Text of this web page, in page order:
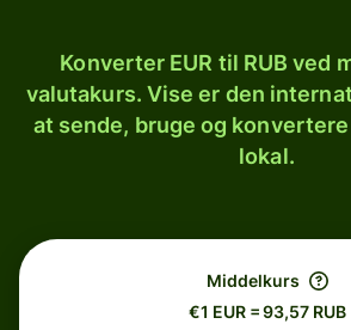
Konverter EUR til RUB ved
valutakurs. Vise er den
at sende, bruge og
lokal.
Middelkurs
€1 EUR = 93,57 RUB